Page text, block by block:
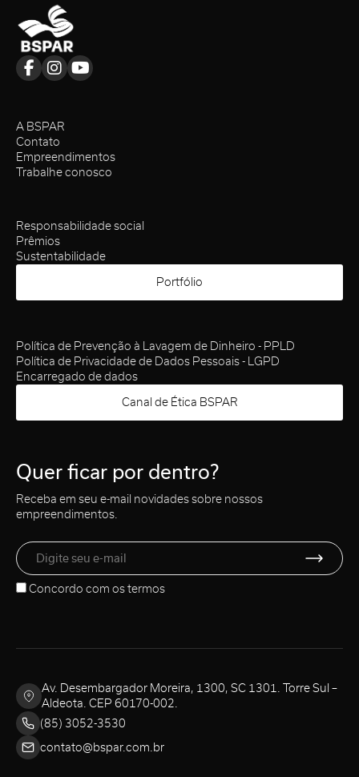
A BSPAR
Contato
Empreendimentos
Trabalhe conosco
Responsabilidade social
Prêmios
Sustentabilidade
Portfólio
Política de Prevenção à Lavagem de Dinheiro - PPLD
Política de Privacidade de Dados Pessoais - LGPD
Encarregado de dados
Canal de Ética BSPAR
Quer ficar por dentro?
Receba em seu e-mail novidades sobre nossos
empreendimentos.
Concordo com ostermos
Av. Desembargador Moreira, 1300, SC 1301. Torre Sul –
Aldeota. CEP 60170-002.
(85) 3052-3530
contato@bspar.com.br